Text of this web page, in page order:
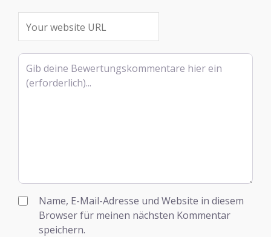
Rezensionstext
Name, E-Mail-Adresse und Website in diesem
Browser für meinen nächsten Kommentar
speichern.